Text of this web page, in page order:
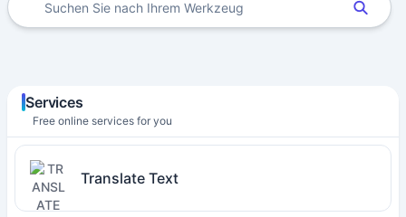
Services
Free online services for you
Translate Text